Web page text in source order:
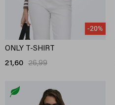
-20%
ONLY T-SHIRT
21,60 26,99